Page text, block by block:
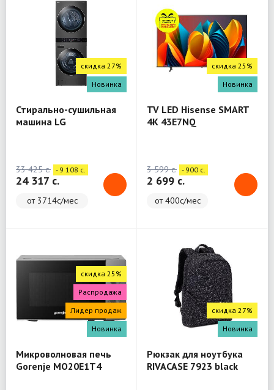
скидка 27%
Новинка
Стирально-сушильная
машина LG
33 425 c. - 9 108 c.
24 317 c.
от 3714с/мес
скидка 25%
Новинка
TV LED Hisense SMART
4K 43E7NQ
3 599 c. - 900 c.
2 699 c.
от 400с/мес
скидка 25%
Распродажа
Лидер продаж
Новинка
Микроволновая печь
Gorenje MO20E1T4
скидка 27%
Новинка
Рюкзак для ноутбука
RIVACASE 7923 black